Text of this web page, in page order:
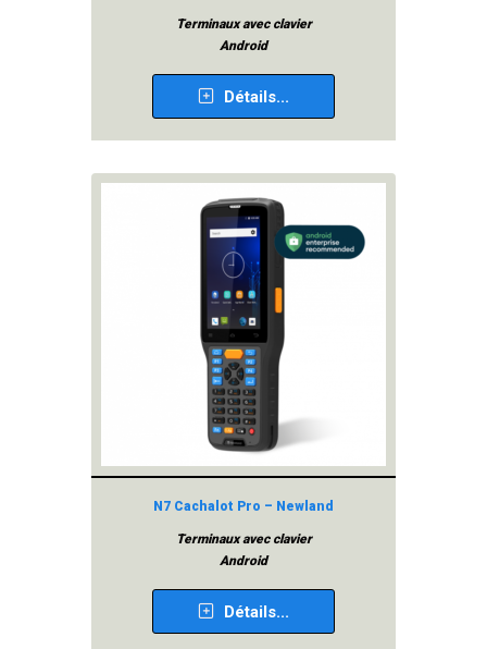
Terminaux avec clavier
Android
Détails...
N7 Cachalot Pro – Newland
Terminaux avec clavier
Android
Détails...